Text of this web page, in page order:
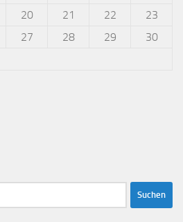
20 21 22
23
27 28 29
30